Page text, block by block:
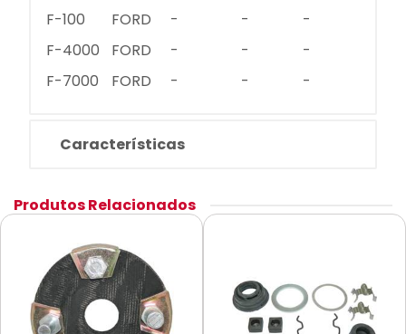
F-100 FORD - -
-
F-4000
FORD - -
-
F-7000
FORD - - -
Características
Produtos Relacionados